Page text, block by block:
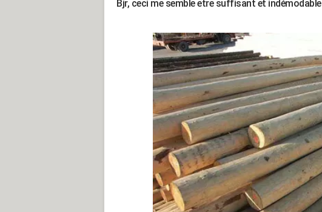
Bjr, ceci me semble etre suffisant et indémodable